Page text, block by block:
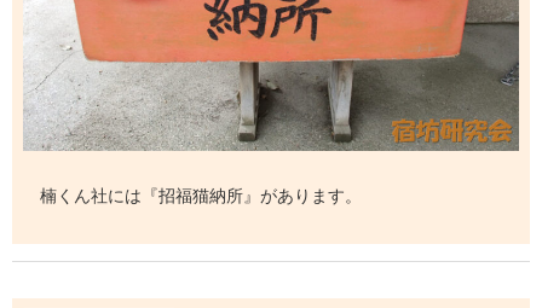
楠くん社には『招福猫納所』があります。